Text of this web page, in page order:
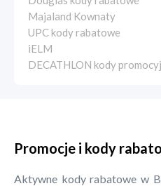
Majaland Kownaty
UPC kody rabatowe
iELM
DECATHLON kody
Promocje i kody
Aktywne kody rabatowe w